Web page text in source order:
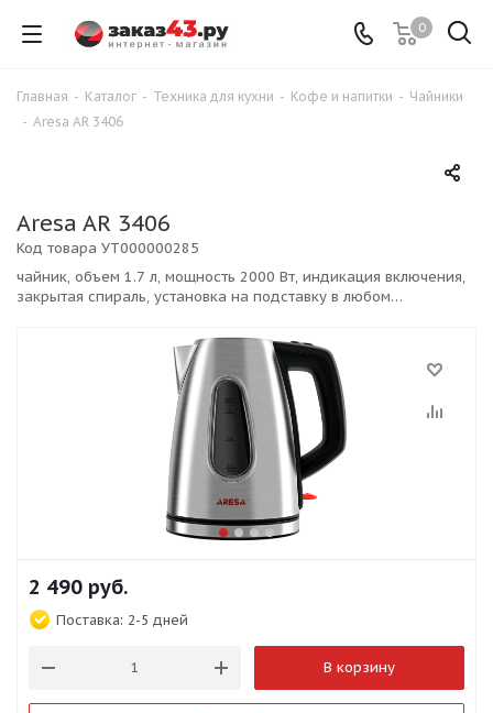
0
Главная - Каталог - Техника для кухни - Кофе и напитки - Чайники
- Aresa AR 3406
Aresa AR 3406
чайник, объем 1.7 л, мощность 2000 Вт, индикация включения,
закрытая спираль, установка на подставку в любом
Код товара УТ000000285
2 490 руб.
Поставка: 2-5 дней
В корзину